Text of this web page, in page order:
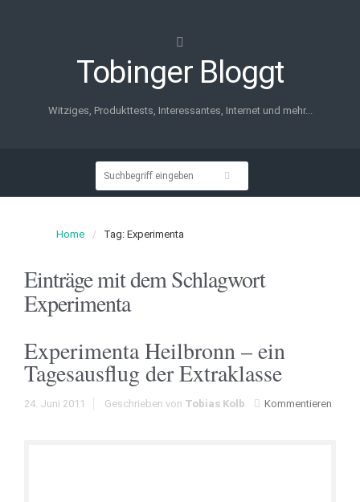
Tobinger Bloggt
Witziges, Produkttests, Interessantes, Internet und mehr...
Home Tag: Experimenta
Einträge mit dem Schlagwort
Experimenta
Experimenta Heilbronn – ein
Tagesausflug der Extraklasse
24. Juni 2011 Kommentieren
Geschrieben von Tobias Kolb